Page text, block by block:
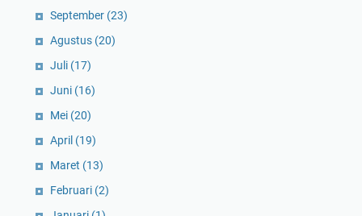
September (23)
Agustus (20)
Juli (17)
Juni (16)
Mei (20)
April (19)
Maret (13)
Februari (2)